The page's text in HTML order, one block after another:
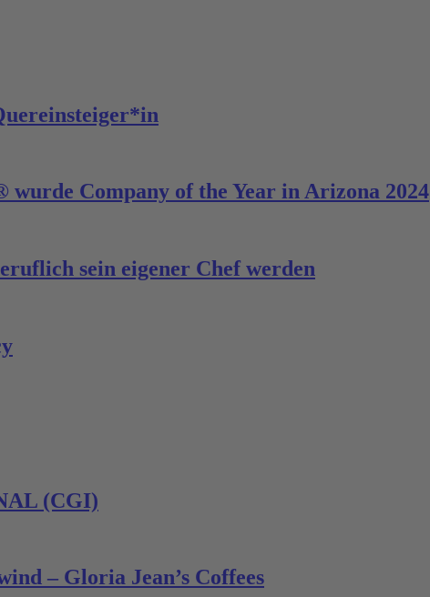
Company of the Year in Arizona 2024
sein eigener Chef werden
(CGI)
– Gloria Jean’s Coffees